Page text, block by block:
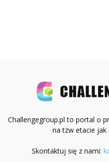
Challengegroup.pl to portal o
na tzw etacie jak
Skontaktuj się z nami: